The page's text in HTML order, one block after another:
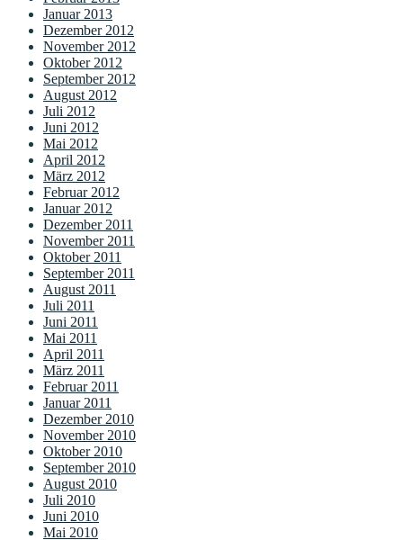
Januar 2013
Dezember 2012
November 2012
Oktober 2012
September 2012
August 2012
Juli 2012
Juni 2012
Mai 2012
April 2012
März 2012
Februar 2012
Januar 2012
Dezember 2011
November 2011
Oktober 2011
September 2011
August 2011
Juli 2011
Juni 2011
Mai 2011
April 2011
März 2011
Februar 2011
Januar 2011
Dezember 2010
November 2010
Oktober 2010
September 2010
August 2010
Juli 2010
Juni 2010
Mai 2010